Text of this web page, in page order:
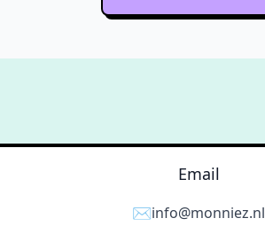
Email
✉️info@monniez.nl